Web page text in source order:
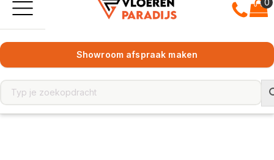
Showroom afspraak maken